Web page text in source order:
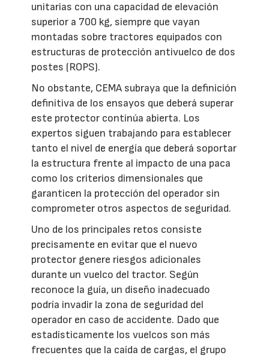
unitarias con una capacidad de elevación
superior a 700 kg, siempre que vayan
montadas sobre tractores equipados con
estructuras de protección antivuelco de dos
postes (ROPS).
No obstante, CEMA subraya que la definición
definitiva de los ensayos que deberá superar
este protector continúa abierta. Los
expertos siguen trabajando para establecer
tanto el nivel de energía que deberá soportar
la estructura frente al impacto de una paca
como los criterios dimensionales que
garanticen la protección del operador sin
comprometer otros aspectos de seguridad.
Uno de los principales retos consiste
precisamente en evitar que el nuevo
protector genere riesgos adicionales
durante un vuelco del tractor. Según
reconoce la guía, un diseño inadecuado
podría invadir la zona de seguridad del
operador en caso de accidente. Dado que
estadísticamente los vuelcos son más
frecuentes que la caída de cargas, el grupo